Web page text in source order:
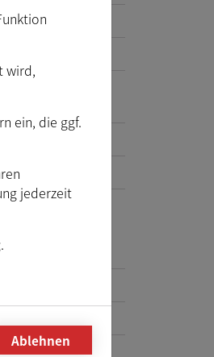
wird,
ein, die ggf.
jederzeit
.
Ablehnen